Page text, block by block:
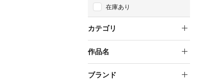
在庫あり
カテゴリ
プラモデルオプションパー
作品名
無限邂逅メガロマリア
ブランド